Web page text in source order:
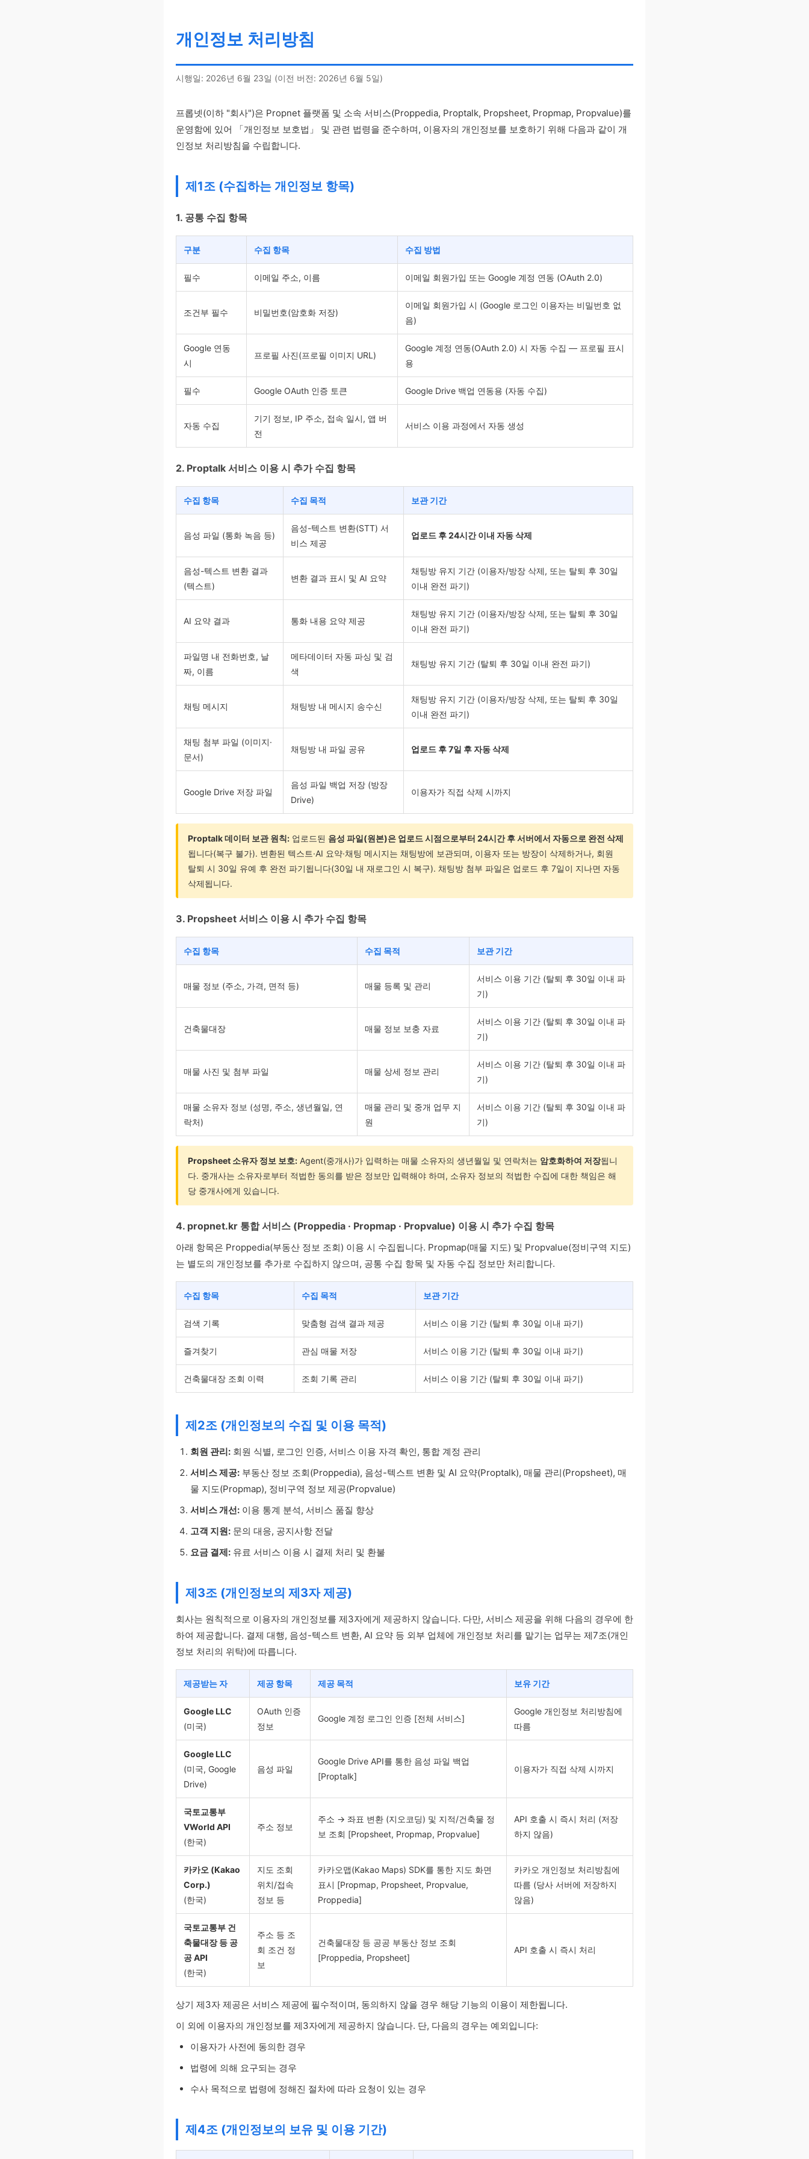
개인정보 처리방침
시행일: 2026년 6월 23일 (이전 버전: 2026년 6월 5일)
프롭넷(이하 "회사")은 Propnet 플랫폼 및 소속 서비스(Proppedia, Proptalk, Propsheet, Propmap, Propvalue)를
운영함에 있어 「개인정보 보호법」 및 관련 법령을 준수하며, 이용자의 개인정보를 보호하기 위해 다음과 같이 개
인정보 처리방침을 수립합니다.
제1조 (수집하는 개인정보 항목)
1. 공통 수집 항목
구분 수집 항목 수집 방법
필수 이메일 주소, 이름 이메일 회원가입 또는 Google 계정 연동 (OAuth 2.0)
조건부 필수 비밀번호(암호화 저장)
이메일 회원가입 시 (Google 로그인 이용자는 비밀번호 없
음)
Google 연동
시
프로필 사진(프로필 이미지 URL)
Google 계정 연동(OAuth 2.0) 시 자동 수집 — 프로필 표시
용
필수 Google OAuth 인증 토큰 Google Drive 백업 연동용 (자동 수집)
자동 수집
기기 정보, IP 주소, 접속 일시, 앱 버
전
서비스 이용 과정에서 자동 생성
2. Proptalk 서비스 이용 시 추가 수집 항목
수집 항목 수집 목적 보관 기간
음성 파일 (통화 녹음 등)
음성-텍스트 변환(STT) 서
비스 제공
업로드 후 24시간 이내 자동 삭제
음성-텍스트 변환 결과
(텍스트)
변환 결과 표시 및 AI 요약
채팅방 유지 기간 (이용자/방장 삭제, 또는 탈퇴 후 30일
이내 완전 파기)
AI 요약 결과 통화 내용 요약 제공
채팅방 유지 기간 (이용자/방장 삭제, 또는 탈퇴 후 30일
이내 완전 파기)
파일명 내 전화번호, 날
짜, 이름
메타데이터 자동 파싱 및 검
색
채팅방 유지 기간 (탈퇴 후 30일 이내 완전 파기)
채팅 메시지 채팅방 내 메시지 송수신
채팅방 유지 기간 (이용자/방장 삭제, 또는 탈퇴 후 30일
이내 완전 파기)
채팅 첨부 파일 (이미지·
문서)
채팅방 내 파일 공유 업로드 후 7일 후 자동 삭제
Google Drive 저장 파일
음성 파일 백업 저장 (방장
Drive)
이용자가 직접 삭제 시까지
Proptalk 데이터 보관 원칙: 업로드된 음성 파일(원본)은 업로드 시점으로부터 24시간 후 서버에서 자동으로 완전 삭제
됩니다(복구 불가). 변환된 텍스트·AI 요약·채팅 메시지는 채팅방에 보관되며, 이용자 또는 방장이 삭제하거나, 회원
탈퇴 시 30일 유예 후 완전 파기됩니다(30일 내 재로그인 시 복구). 채팅방 첨부 파일은 업로드 후 7일이 지나면 자동
삭제됩니다.
3. Propsheet 서비스 이용 시 추가 수집 항목
수집 항목 수집 목적 보관 기간
매물 정보 (주소, 가격, 면적 등) 매물 등록 및 관리
서비스 이용 기간 (탈퇴 후 30일 이내 파
기)
건축물대장 매물 정보 보충 자료
서비스 이용 기간 (탈퇴 후 30일 이내 파
기)
매물 사진 및 첨부 파일 매물 상세 정보 관리
서비스 이용 기간 (탈퇴 후 30일 이내 파
기)
매물 소유자 정보 (성명, 주소, 생년월일, 연
락처)
매물 관리 및 중개 업무 지
원
서비스 이용 기간 (탈퇴 후 30일 이내 파
기)
Propsheet 소유자 정보 보호: Agent(중개사)가 입력하는 매물 소유자의 생년월일 및 연락처는 암호화하여 저장됩니
다. 중개사는 소유자로부터 적법한 동의를 받은 정보만 입력해야 하며, 소유자 정보의 적법한 수집에 대한 책임은 해
당 중개사에게 있습니다.
4. propnet.kr 통합 서비스 (Proppedia · Propmap · Propvalue) 이용 시 추가 수집 항목
아래 항목은 Proppedia(부동산 정보 조회) 이용 시 수집됩니다. Propmap(매물 지도) 및 Propvalue(정비구역 지도)
는 별도의 개인정보를 추가로 수집하지 않으며, 공통 수집 항목 및 자동 수집 정보만 처리합니다.
수집 항목 수집 목적 보관 기간
검색 기록 맞춤형 검색 결과 제공 서비스 이용 기간 (탈퇴 후 30일 이내 파기)
즐겨찾기 관심 매물 저장 서비스 이용 기간 (탈퇴 후 30일 이내 파기)
건축물대장 조회 이력 조회 기록 관리 서비스 이용 기간 (탈퇴 후 30일 이내 파기)
제2조 (개인정보의 수집 및 이용 목적)
회원 관리: 회원 식별, 로그인 인증, 서비스 이용 자격 확인, 통합 계정 관리
서비스 제공: 부동산 정보 조회(Proppedia), 음성-텍스트 변환 및 AI 요약(Proptalk), 매물 관리(Propsheet), 매
물 지도(Propmap), 정비구역 정보 제공(Propvalue)
서비스 개선: 이용 통계 분석, 서비스 품질 향상
고객 지원: 문의 대응, 공지사항 전달
요금 결제: 유료 서비스 이용 시 결제 처리 및 환불
제3조 (개인정보의 제3자 제공)
회사는 원칙적으로 이용자의 개인정보를 제3자에게 제공하지 않습니다. 다만, 서비스 제공을 위해 다음의 경우에 한
하여 제공합니다. 결제 대행, 음성-텍스트 변환, AI 요약 등 외부 업체에 개인정보 처리를 맡기는 업무는 제7조(개인
정보 처리의 위탁)에 따릅니다.
제공받는 자 제공 항목 제공 목적 보유 기간
Google LLC
(미국)
OAuth 인증
정보
Google 계정 로그인 인증 [전체 서비스]
Google 개인정보 처리방침에
따름
Google LLC
(미국, Google
Drive)
음성 파일
Google Drive API를 통한 음성 파일 백업
[Proptalk]
이용자가 직접 삭제 시까지
국토교통부
VWorld API
(한국)
주소 정보
주소 → 좌표 변환 (지오코딩) 및 지적/건축물 정
보 조회 [Propsheet, Propmap, Propvalue]
API 호출 시 즉시 처리 (저장
하지 않음)
카카오 (Kakao
Corp.)
(한국)
지도 조회
위치/접속
정보 등
카카오맵(Kakao Maps) SDK를 통한 지도 화면
표시 [Propmap, Propsheet, Propvalue,
Proppedia]
카카오 개인정보 처리방침에
따름 (당사 서버에 저장하지
않음)
국토교통부 건
축물대장 등 공
공 API
(한국)
주소 등 조
회 조건 정
보
건축물대장 등 공공 부동산 정보 조회
[Proppedia, Propsheet]
API 호출 시 즉시 처리
상기 제3자 제공은 서비스 제공에 필수적이며, 동의하지 않을 경우 해당 기능의 이용이 제한됩니다.
이 외에 이용자의 개인정보를 제3자에게 제공하지 않습니다. 단, 다음의 경우는 예외입니다:
이용자가 사전에 동의한 경우
법령에 의해 요구되는 경우
수사 목적으로 법령에 정해진 절차에 따라 요청이 있는 경우
제4조 (개인정보의 보유 및 이용 기간)